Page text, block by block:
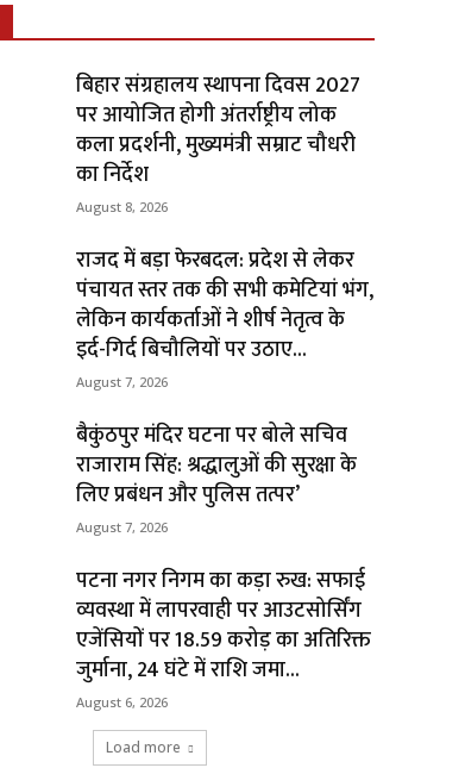
बिहार संग्रहालय स्थापना दिवस 2027
पर आयोजित होगी अंतर्राष्ट्रीय लोक
कला प्रदर्शनी, मुख्यमंत्री सम्राट चौधरी
का निर्देश
August 8, 2026
राजद में बड़ा फेरबदल: प्रदेश से लेकर
पंचायत स्तर तक की सभी कमेटियां भंग,
लेकिन कार्यकर्ताओं ने शीर्ष नेतृत्व के
इर्द-गिर्द बिचौलियों पर उठाए...
August 7, 2026
बैकुंठपुर मंदिर घटना पर बोले सचिव
राजाराम सिंह: श्रद्धालुओं की सुरक्षा के
लिए प्रबंधन और पुलिस तत्पर’
August 7, 2026
पटना नगर निगम का कड़ा रुख: सफाई
व्यवस्था में लापरवाही पर आउटसोर्सिंग
एजेंसियों पर ₹18.59 करोड़ का अतिरिक्त
जुर्माना, 24 घंटे में राशि जमा...
August 6, 2026
Load more